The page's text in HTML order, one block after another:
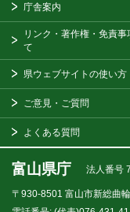
庁舎案内
リンク・著作権・免責事
て
県ウェブサイトの使い方
ご意見・ご質問
よくある質問
富山県庁 法人番号
〒930-8501 富山市新総曲